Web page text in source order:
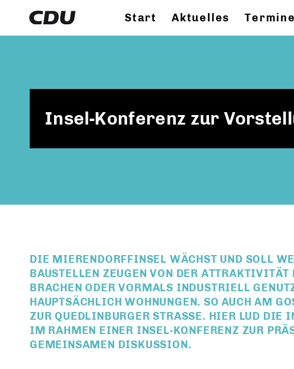
Start Aktuelles Termine
Insel-Konferenz zur
DIE MIERENDORFFINSEL WÄCHST UND SOLL
BAUSTELLEN ZEUGEN VON DER
BRACHEN ODER VORMALS INDUSTRIELL
HAUPTSÄCHLICH WOHNUNGEN. SO AUCH AM
ZUR QUEDLINBURGER STRASSE. HIER LUD DIE
M RAHMEN EINER INSEL-KONFERENZ ZUR
EMEINSAMEN DISKUSSION.